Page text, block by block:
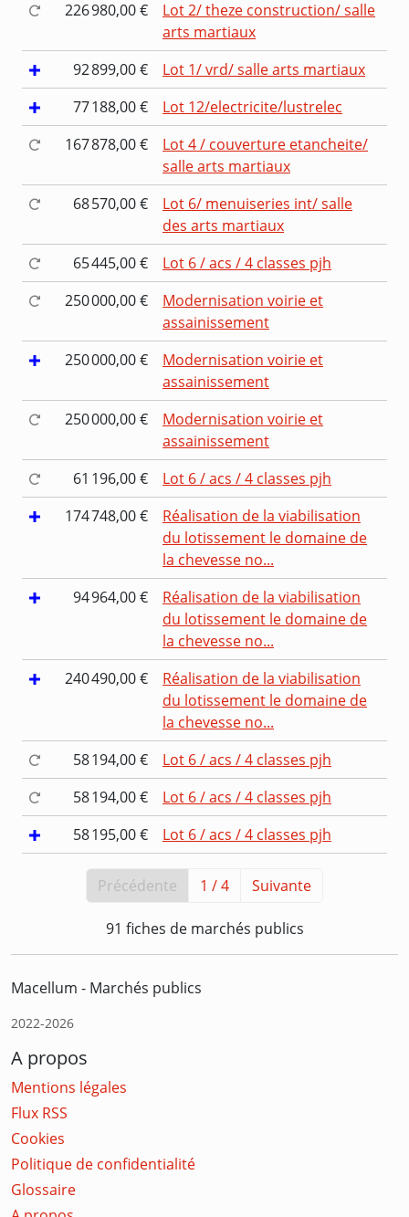
226 980,00 €
Lot 2/ theze construction/ salle
arts martiaux
92 899,00 €
Lot 1/ vrd/ salle arts martiaux
77 188,00 €
Lot 12/electricite/lustrelec
167 878,00 €
Lot 4 / couverture etancheite/
salle arts martiaux
68 570,00 €
Lot 6/ menuiseries int/ salle
des arts martiaux
65 445,00 €
Lot 6 / acs / 4 classes pjh
250 000,00 €
Modernisation voirie et
assainissement
250 000,00 €
Modernisation voirie et
assainissement
250 000,00 €
Modernisation voirie et
assainissement
61 196,00 €
Lot 6 / acs / 4 classes pjh
174 748,00 €
Réalisation de la viabilisation
du lotissement le domaine de
la chevesse no...
94 964,00 €
Réalisation de la viabilisation
du lotissement le domaine de
la chevesse no...
240 490,00 €
Réalisation de la viabilisation
du lotissement le domaine de
la chevesse no...
58 194,00 €
Lot 6 / acs / 4 classes pjh
58 194,00 €
Lot 6 / acs / 4 classes pjh
58 195,00 €
Lot 6 / acs / 4 classes pjh
Précédente 1 / 4 Suivante
91 fiches de marchés publics
Macellum - Marchés publics
2022-2026
A propos
Mentions légales
Flux RSS
Cookies
Politique de confidentialité
Glossaire